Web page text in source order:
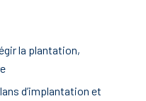
la plantation,
d’implantation et